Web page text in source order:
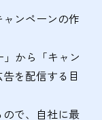
ンペーンの作
から「キャン
を配信する目
ので、自社に最